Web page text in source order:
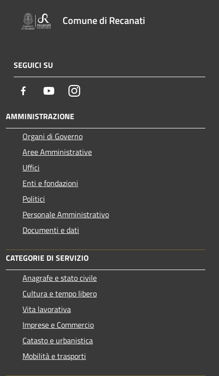
Comune di Recanati
SEGUICI SU
Facebook YoutubeInstagram
AMMINISTRAZIONE
Organi di Governo
Aree Amministrative
Uffici
Enti e fondazioni
Politici
Personale Amministrativo
Documenti e dati
CATEGORIE DI SERVIZIO
Anagrafe e stato civile
Cultura e tempo libero
Vita lavorativa
Imprese e Commercio
Catasto e urbanistica
Mobilità e trasporti